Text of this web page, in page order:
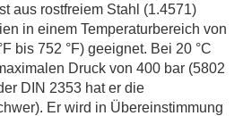
aus rostfreiem Stahl (1.4571)
in einem Temperaturbereich von
bis 752 °F) geeignet. Bei 20 °C
Druck von 400 bar (5802
DIN 2353 hat er die
Er wird in Übereinstimmung